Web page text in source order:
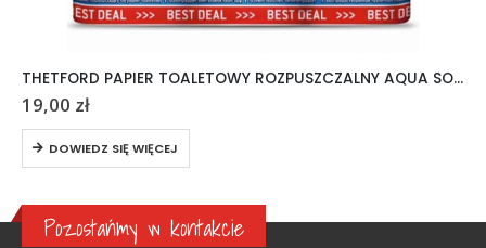
THETFORD PAPIER TOALETOWY ROZPUSZCZALNY AQUA SOFT 6 ROLEK
19,00 zł
DOWIEDZ SIĘ WIĘCEJ
Pozostańmy w kontakcie